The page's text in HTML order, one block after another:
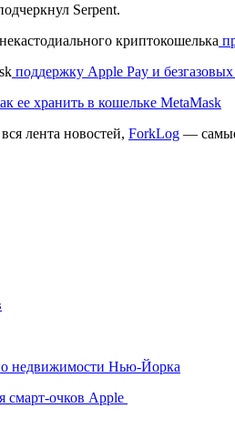
Serpent.
криптокошелька
поддержку Apple Pay и
ее хранить в кошельке MetaMask
лента новостей, ForkLog —
недвижимости Нью-Йорка
смарт-очков Apple